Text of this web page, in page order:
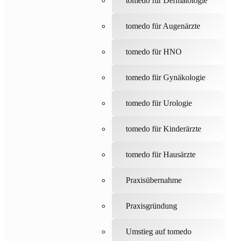
tomedo für Augenärzte
tomedo für HNO
tomedo für Gynäkologie
tomedo für Urologie
tomedo für Kinderärzte
tomedo für Hausärzte
Praxisübernahme
Praxisgründung
Umstieg auf tomedo